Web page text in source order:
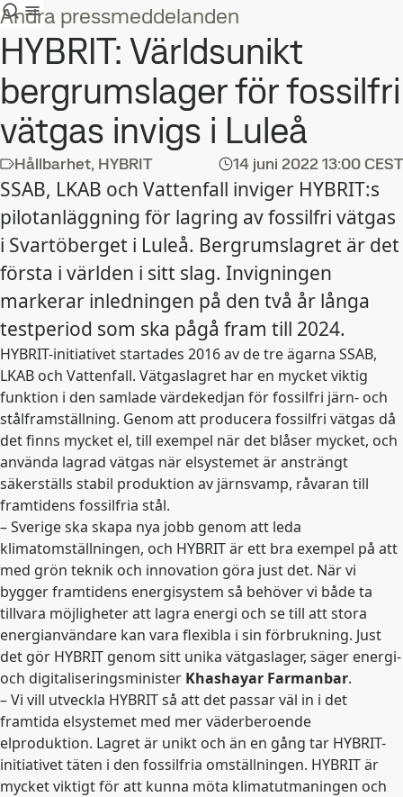
Andra pressmeddelanden
HYBRIT: Världsunikt
bergrumslager för fossilfri
vätgas invigs i Luleå
Hållbarhet, HYBRIT 14 juni 2022 13:00 CEST
SSAB, LKAB och Vattenfall inviger HYBRIT:s
pilotanläggning för lagring av fossilfri vätgas
i Svartöberget i Luleå. Bergrumslagret är det
första i världen i sitt slag. Invigningen
markerar inledningen på den två år långa
testperiod som ska pågå fram till 2024.
HYBRIT-initiativet startades 2016 av de tre ägarna SSAB,
LKAB och Vattenfall. Vätgaslagret har en mycket viktig
funktion i den samlade värdekedjan för fossilfri järn- och
stålframställning. Genom att producera fossilfri vätgas då
det finns mycket el, till exempel när det blåser mycket, och
använda lagrad vätgas när elsystemet är ansträngt
säkerställs stabil produktion av järnsvamp, råvaran till
framtidens fossilfria stål.
– Sverige ska skapa nya jobb genom att leda
klimatomställningen, och HYBRIT är ett bra exempel på att
med grön teknik och innovation göra just det. När vi
bygger framtidens energisystem så behöver vi både ta
tillvara möjligheter att lagra energi och se till att stora
energianvändare kan vara flexibla i sin förbrukning. Just
det gör HYBRIT genom sitt unika vätgaslager, säger energi-
och digitaliseringsminister Khashayar Farmanbar.
– Vi vill utveckla HYBRIT så att det passar väl in i det
framtida elsystemet med mer väderberoende
elproduktion. Lagret är unikt och än en gång tar HYBRIT-
initiativet täten i den fossilfria omställningen. HYBRIT är
mycket viktigt för att kunna möta klimatutmaningen och